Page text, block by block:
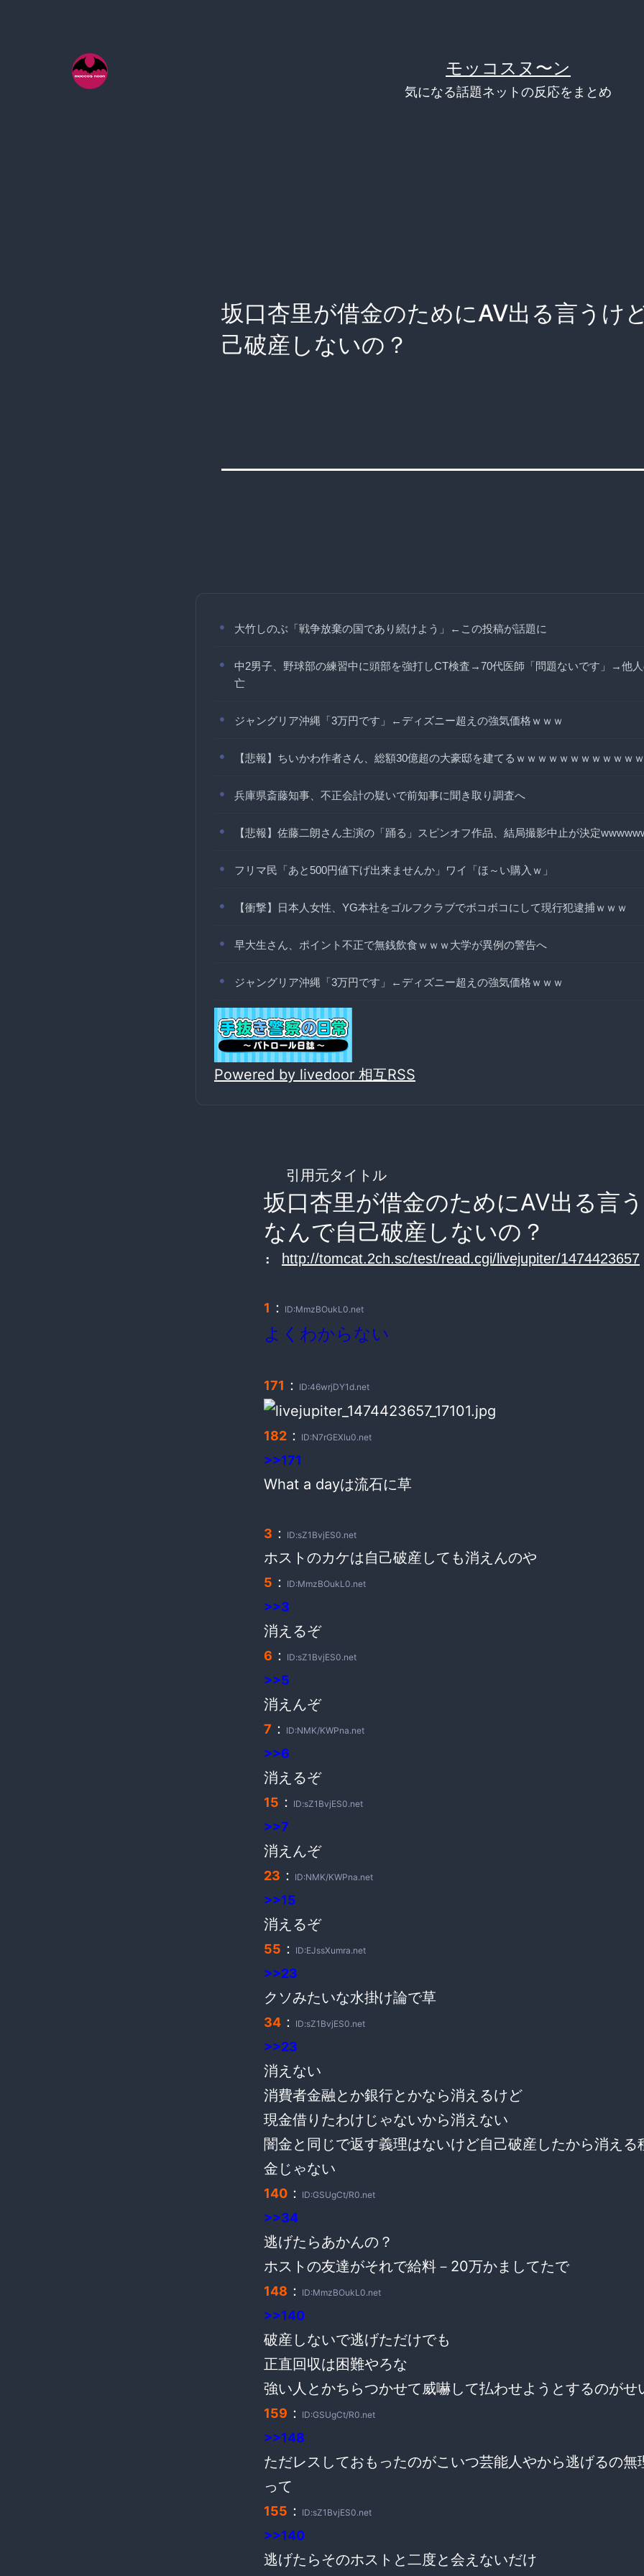
モッコスヌ〜ン
気になる話題ネットの反応をまとめ
坂口杏里が借金のためにAV出る言うけ
己破産しないの？
大竹しのぶ「戦争放棄の国であり続けよう」←この投稿が話題に
中2男子、野球部の練習中に頭部を強打しCT検査→70代医師「問題ないです」→他
亡
ジャングリア沖縄「3万円です」←ディズニー超えの強気価格ｗｗｗ
【悲報】ちいかわ作者さん、総額30億超の大豪邸を建てるｗｗｗｗｗｗｗｗｗｗｗ
兵庫県斎藤知事、不正会計の疑いで前知事に聞き取り調査へ
【悲報】佐藤二朗さん主演の「踊る」スピンオフ作品、結局撮影中止が決定
フリマ民「あと500円値下げ出来ませんか」ワイ「ほ～い購入ｗ」
【衝撃】日本人女性、YG本社をゴルフクラブでボコボコにして現行犯逮捕ｗｗｗ
早大生さん、ポイント不正で無銭飲食ｗｗｗ大学が異例の警告へ
ジャングリア沖縄「3万円です」←ディズニー超えの強気価格ｗｗｗ
Powered by livedoor 相互RSS
引用元タイトル
坂口杏里が借金のためにAV出る言
なんで自己破産しないの？
: http://tomcat.2ch.sc/test/read.cgi/livejupiter/1474423657
1 ： ID:MmzBOukL0.net
よくわからない
171 ： ID:46wrjDY1d.net
182 ： ID:N7rGEXlu0.net
>>171
What a dayは流石に草
3 ： ID:sZ1BvjES0.net
ホストのカケは自己破産しても消えんのや
5 ： ID:MmzBOukL0.net
>>3
消えるぞ
6 ： ID:sZ1BvjES0.net
>>5
消えんぞ
7 ： ID:NMK/KWPna.net
>>6
消えるぞ
15 ： ID:sZ1BvjES0.net
>>7
消えんぞ
23 ： ID:NMK/KWPna.net
>>15
消えるぞ
55 ： ID:EJssXumra.net
>>23
クソみたいな水掛け論で草
34 ： ID:sZ1BvjES0.net
>>23
消えない
消費者金融とか銀行とかなら消えるけど
現金借りたわけじゃないから消えない
闇金と同じで返す義理はないけど自己破産したから消える
金じゃない
140 ： ID:GSUgCt/R0.net
>>34
逃げたらあかんの？
ホストの友達がそれで給料－20万かましてたで
148 ： ID:MmzBOukL0.net
>>140
破産しないで逃げただけでも
正直回収は困難やろな
強い人とかちらつかせて威嚇して払わせようとするのがせ
159 ： ID:GSUgCt/R0.net
>>148
ただレスしておもったのがこいつ芸能人やから逃げるの無
って
155 ： ID:sZ1BvjES0.net
>>140
逃げたらそのホストと二度と会えないだけ